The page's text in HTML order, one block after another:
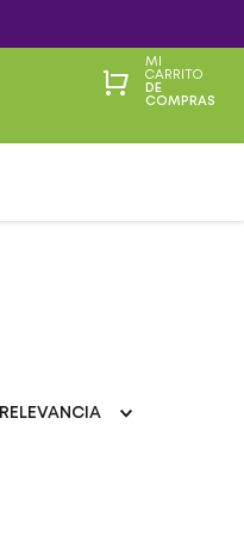
MI
CARRITO
DE
COMPRAS
RELEVANCIA